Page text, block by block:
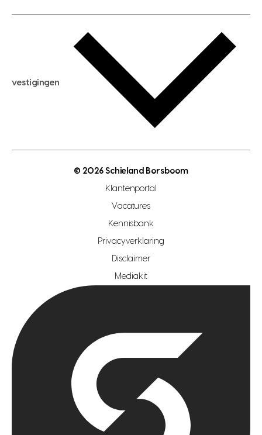
aankoopadvies
verkoopadvies
hypotheekadvies
hypotheek berekenen
maximale hypotheek berekenen
hypotheek bespaarcheck
gratis zoekprofiel aanmaken
open woningwaarde dag
vestigingen
makelaar regio zoetermeer
hypotheekshop regio den haag
hypotheekshop regio rotterdam
© 2026 Schieland Borsboom
Klantenportal
Vacatures
Kennisbank
Privacyverklaring
Disclaimer
Mediakit